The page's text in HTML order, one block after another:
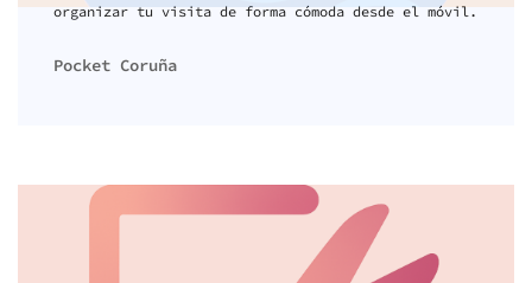
organizar tu visita de forma cómoda desde el móvil.
Pocket Coruña